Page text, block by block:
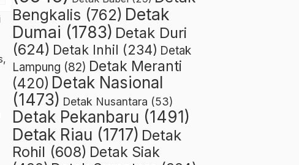
Bengkalis (762) Detak
Dumai (1783) Detak Duri
(624) Detak Inhil (234) Detak
Lampung (82) Detak Meranti
(420) Detak Nasional
(1473) Detak Nusantara (53)
Detak Pekanbaru (1491)
Detak Riau (1717) Detak
Rohil (608) Detak Siak